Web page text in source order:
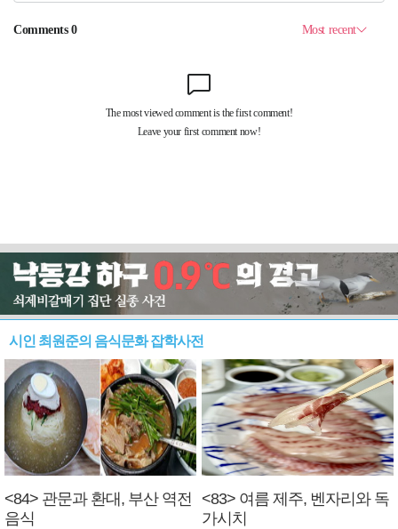
시인 최원준의 음식문화 잡학사전
<84> 관문과 환대, 부산 역전
음식
<83> 여름 제주, 벤자리와 독
가시치